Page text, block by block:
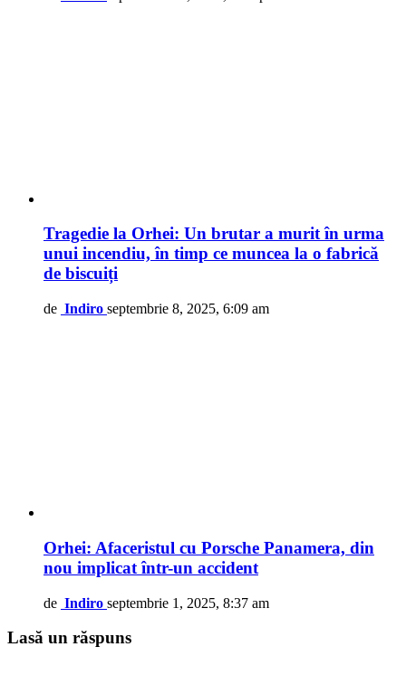
Tragedie la Orhei: Un brutar a murit în urma
unui incendiu, în timp ce muncea la o fabrică
de biscuiți
de Indiro septembrie 8, 2025, 6:09 am
Orhei: Afaceristul cu Porsche Panamera, din
nou implicat într-un accident
de Indiro septembrie 1, 2025, 8:37 am
Lasă un răspuns